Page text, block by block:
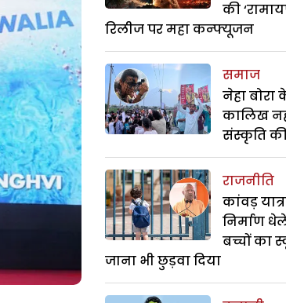
की
रिलीज पर महा कन्फ्यूजन
समाज
नेहा बोरा
कालिख
संस्कृति
राजनीति
कांवड़
निर्माण
बच्चों का
जाना भी छुड़वा दिया